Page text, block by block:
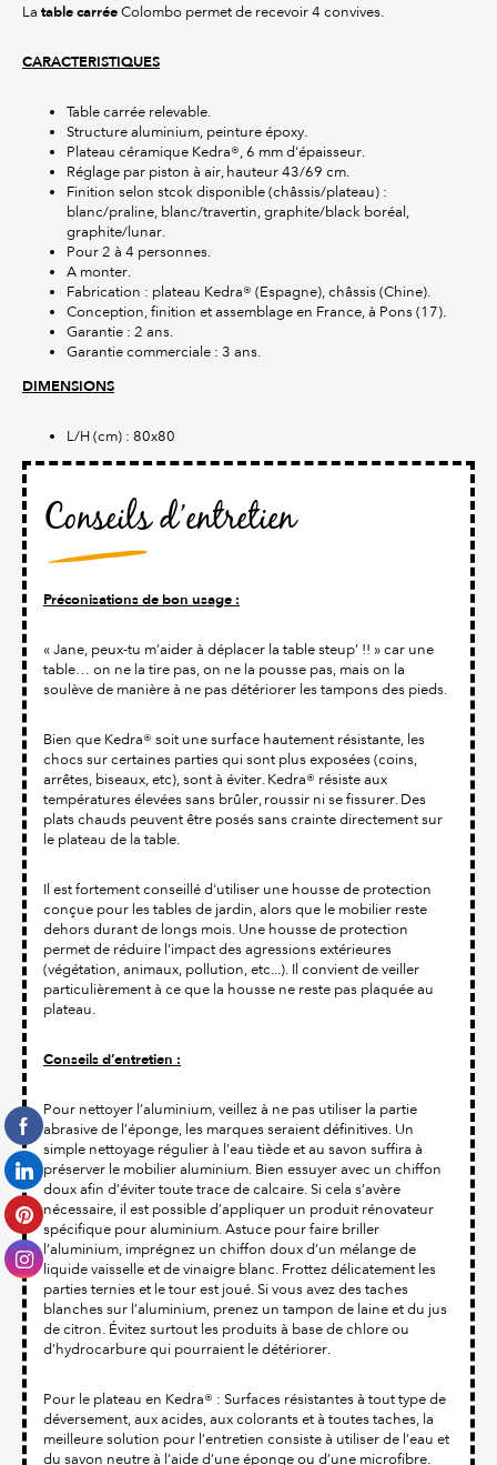
La table carrée Colombo permet de recevoir 4 convives.
CARACTERISTIQUES
Table carrée relevable.
Structure aluminium, peinture époxy.
Plateau céramique Kedra®, 6 mm d'épaisseur.
Réglage par piston à air, hauteur 43/69 cm.
Finition selon stcok disponible (châssis/plateau) :
blanc/praline, blanc/travertin, graphite/black boréal,
graphite/lunar.
Pour 2 à 4 personnes.
A monter.
Fabrication : plateau Kedra® (Espagne), châssis (Chine).
Conception, finition et assemblage en France, à Pons (17).
Garantie : 2 ans.
Garantie commerciale : 3 ans.
DIMENSIONS
L/H (cm) : 80x80
Conseils d’entretien
Préconisations de bon usage :
« Jane, peux-tu m’aider à déplacer la table steup’ !! » car une
table… on ne la tire pas, on ne la pousse pas, mais on la
soulève de manière à ne pas détériorer les tampons des pieds.
Bien que Kedra® soit une surface hautement résistante, les
chocs sur certaines parties qui sont plus exposées (coins,
arrêtes, biseaux, etc), sont à éviter. Kedra® résiste aux
températures élevées sans brûler, roussir ni se fissurer. Des
plats chauds peuvent être posés sans crainte directement sur
le plateau de la table.
Il est fortement conseillé d'utiliser une housse de protection
conçue pour les tables de jardin, alors que le mobilier reste
dehors durant de longs mois. Une housse de protection
permet de réduire l'impact des agressions extérieures
(végétation, animaux, pollution, etc...). Il convient de veiller
particulièrement à ce que la housse ne reste pas plaquée au
plateau.
Conseils d’entretien :
Pour nettoyer l’aluminium, veillez à ne pas utiliser la partie
abrasive de l’éponge, les marques seraient définitives. Un
simple nettoyage régulier à l’eau tiède et au savon suffira à
préserver le mobilier aluminium. Bien essuyer avec un chiffon
doux afin d’éviter toute trace de calcaire. Si cela s’avère
nécessaire, il est possible d’appliquer un produit rénovateur
spécifique pour aluminium. Astuce pour faire briller
l’aluminium, imprégnez un chiffon doux d’un mélange de
liquide vaisselle et de vinaigre blanc. Frottez délicatement les
parties ternies et le tour est joué. Si vous avez des taches
blanches sur l’aluminium, prenez un tampon de laine et du jus
de citron. Évitez surtout les produits à base de chlore ou
d’hydrocarbure qui pourraient le détériorer.
Pour le plateau en Kedra® : Surfaces résistantes à tout type de
déversement, aux acides, aux colorants et à toutes taches, la
meilleure solution pour l’entretien consiste à utiliser de l’eau et
du savon neutre à l’aide d’une éponge ou d’une microfibre.